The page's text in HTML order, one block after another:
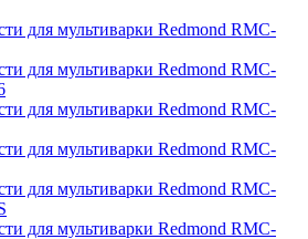
для мультиварки Redmond RMC-
для мультиварки Redmond RMC-
для мультиварки Redmond RMC-
для мультиварки Redmond RMC-
для мультиварки Redmond RMC-
для мультиварки Redmond RMC-